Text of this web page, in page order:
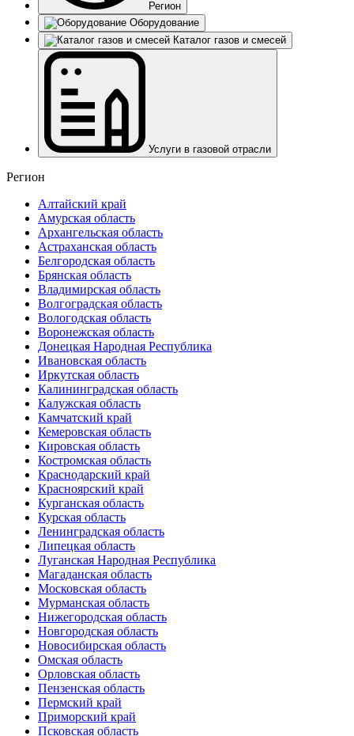
Регион
Оборудование
Каталог газов и смесей
Услуги в газовой отрасли
Регион
Алтайский край
Амурская область
Архангельская область
Астраханская область
Белгородская область
Брянская область
Владимирская область
Волгоградская область
Вологодская область
Воронежская область
Донецкая Народная Республика
Ивановская область
Иркутская область
Калининградская область
Калужская область
Камчатский край
Кемеровская область
Кировская область
Костромская область
Краснодарский край
Красноярский край
Курганская область
Курская область
Ленинградская область
Липецкая область
Луганская Народная Республика
Магаданская область
Московская область
Мурманская область
Нижегородская область
Новгородская область
Новосибирская область
Омская область
Орловская область
Пензенская область
Пермский край
Приморский край
Псковская область